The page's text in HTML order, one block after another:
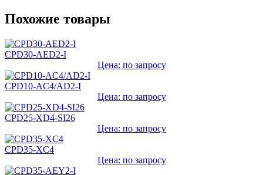
Похожие товары
CPD30-AED2-I
Цена: по запросу
CPD10-AC4/AD2-I
Цена: по запросу
CPD25-XD4-SI26
Цена: по запросу
CPD35-XC4
Цена: по запросу